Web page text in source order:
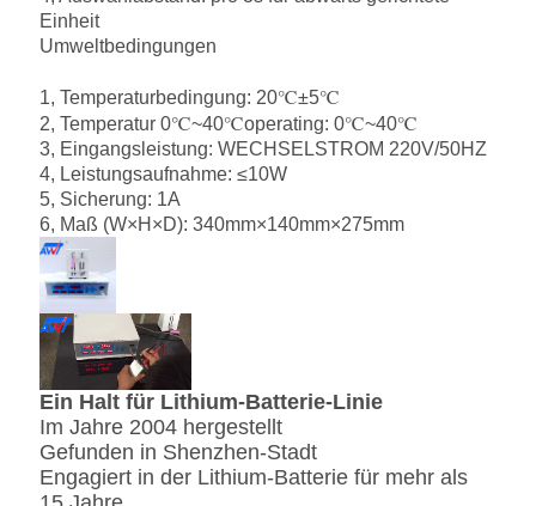
Einheit
Umweltbedingungen
1, Temperaturbedingung: 20℃±5℃
2, Temperatur 0℃~40℃operating: 0℃~40℃
3, Eingangsleistung: WECHSELSTROM 220V/50HZ
4, Leistungsaufnahme: ≤10W
5, Sicherung: 1A
6, Maß (W×H×D): 340mm×140mm×275mm
Ein Halt für Lithium-Batterie-Linie
Im Jahre 2004 hergestellt
Gefunden in Shenzhen-Stadt
Engagiert in der Lithium-Batterie für mehr als